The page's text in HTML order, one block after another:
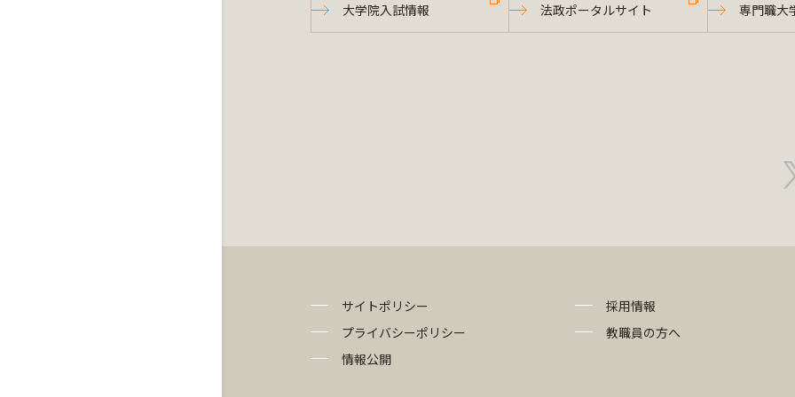
大学院入試情報 法政ポータルサイト 専門職大
サイトポリシー
プライバシーポリシー
情報公開
採用情報
教職員の方へ